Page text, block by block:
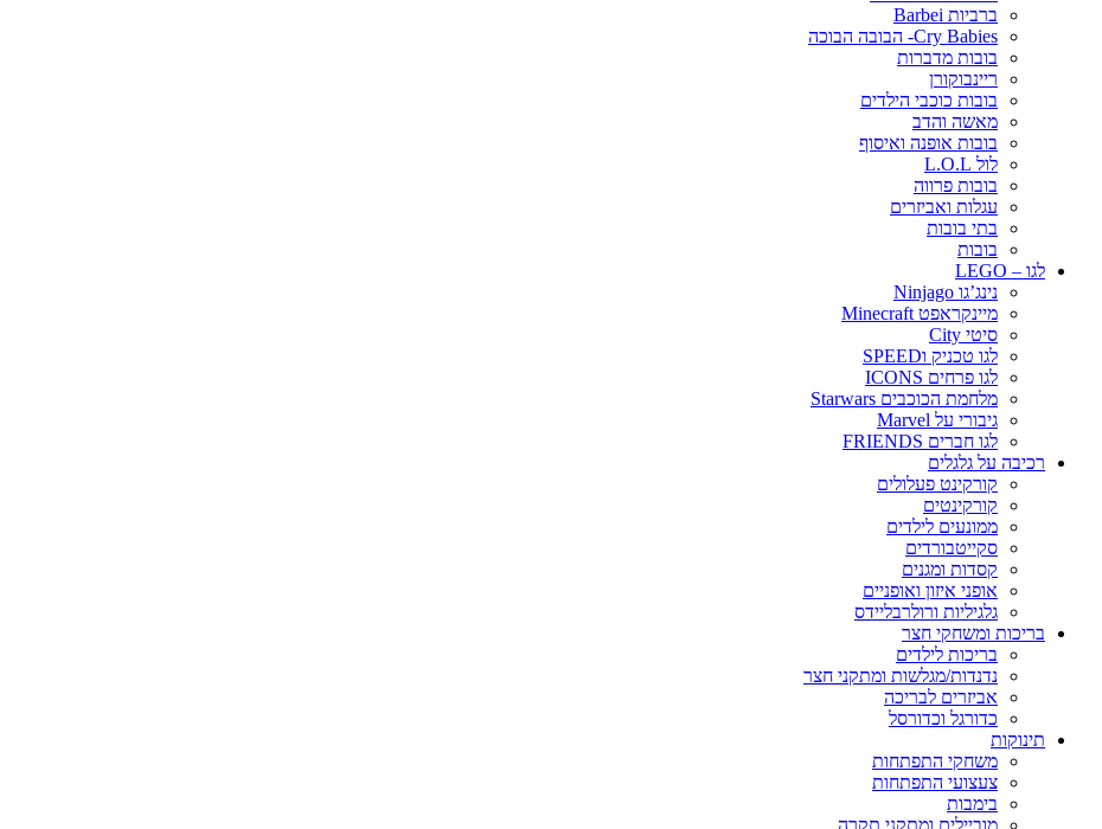
ברביות Barbei
Cry Babies- הבובה הבוכה
בובות מדברות
ריינבוקורן
בובות כוכבי הילדים
מאשה והדב
בובות אופנה ואיסוף
לול L.O.L
בובות פרווה
עגלות ואביזרים
בתי בובות
בובות
לגו – LEGO
נינג’גו Ninjago
מיינקראפט Minecraft
סיטי City
לגו טכניק וSPEED
לגו פרחים ICONS
מלחמת הכוכבים Starwars
גיבורי על Marvel
לגו חברים FRIENDS
רכיבה על גלגלים
קורקינט פעלולים
קורקינטים
ממונעים לילדים
סקייטבורדים
קסדות ומגנים
אופני איזון ואופניים
גלגיליות ורולרבליידס
בריכות ומשחקי חצר
בריכות לילדים
נדנדות/מגלשות ומתקני חצר
אביזרים לבריכה
כדורגל וכדורסל
תינוקות
משחקי התפתחות
צעצועי התפתחות
בימבות
מוביילים ומתקני תקרה